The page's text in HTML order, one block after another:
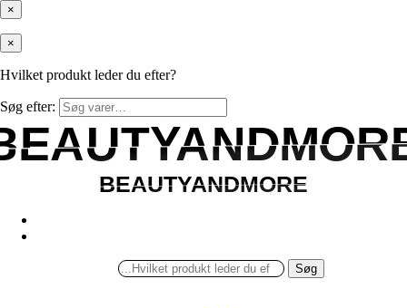
×
×
Hvilket produkt leder du efter?
Søg efter:
BEAUTYANDMORE
BEAUTYANDMORE
Søg